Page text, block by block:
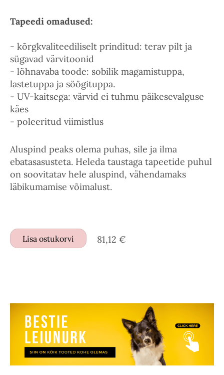
Tapeedi omadused:
- kõrgkvaliteediliselt prinditud: terav pilt ja
sügavad värvitoonid
- lõhnavaba toode: sobilik magamistuppa,
lastetuppa ja söögituppa.
- UV-kaitsega: värvid ei tuhmu päikesevalguse
käes
- poleeritud viimistlus
Aluspind peaks olema puhas, sile ja ilma
ebatasasusteta. Heleda taustaga tapeetide puhul
on soovitatav hele aluspind, vähendamaks
läbikumamise võimalust.
Lisa ostukorvi 81,12 €